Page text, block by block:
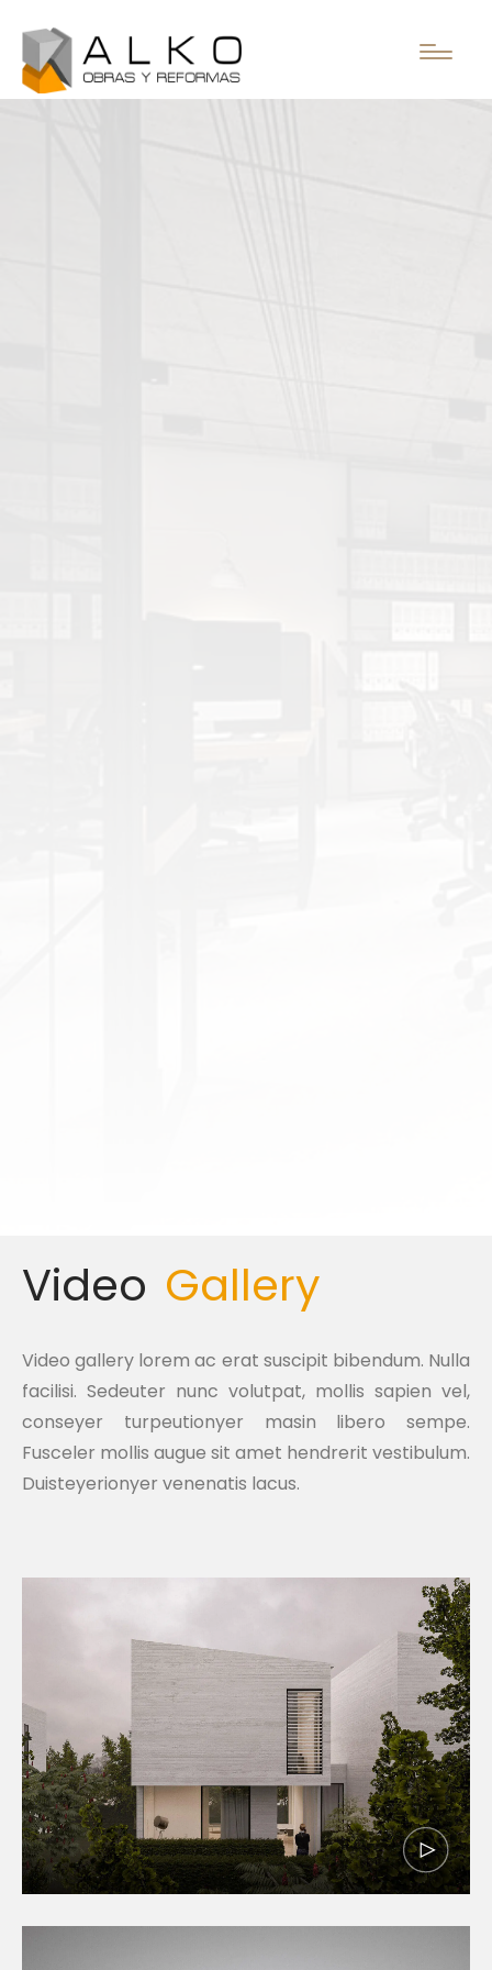
Video Gallery
Video gallery lorem ac erat suscipit bibendum. Nulla
facilisi. Sedeuter nunc volutpat, mollis sapien vel,
conseyer turpeutionyer masin libero sempe.
Fusceler mollis augue sit amet hendrerit vestibulum.
Duisteyerionyer venenatis lacus.